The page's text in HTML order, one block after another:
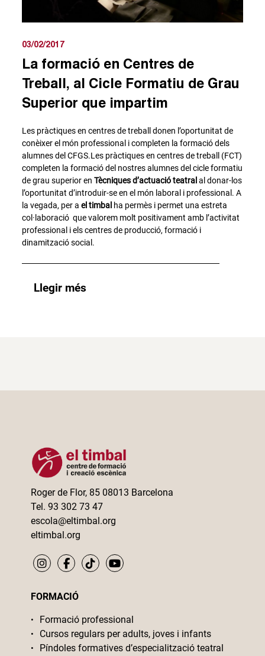
03/02/2017
La formació en Centres de
Treball, al Cicle Formatiu de Grau
Superior que impartim
Les pràctiques en centres de treball donen l’oportunitat de
conèixer el món professional i completen la formació dels
alumnes del CFGS.Les pràctiques en centres de treball (FCT)
completen la formació del nostres alumnes del cicle formatiu
de grau superior enTècniques d’actuació teatral al donar-los
l’oportunitat d’introduir-se en el món laboral i professional. A
la vegada, per ael timbal ha permès i permet una estreta
col·laboració que valorem molt positivament amb l’activitat
professional i els centres de producció, formació i
dinamització social.
Llegir més
Roger de Flor, 85 08013 Barcelona
Tel. 93 302 73 47
escola@eltimbal.org
eltimbal.org
FORMACIÓ
Formació professional
Cursos regulars per adults, joves i infants
Píndoles formatives d’especialització teatral